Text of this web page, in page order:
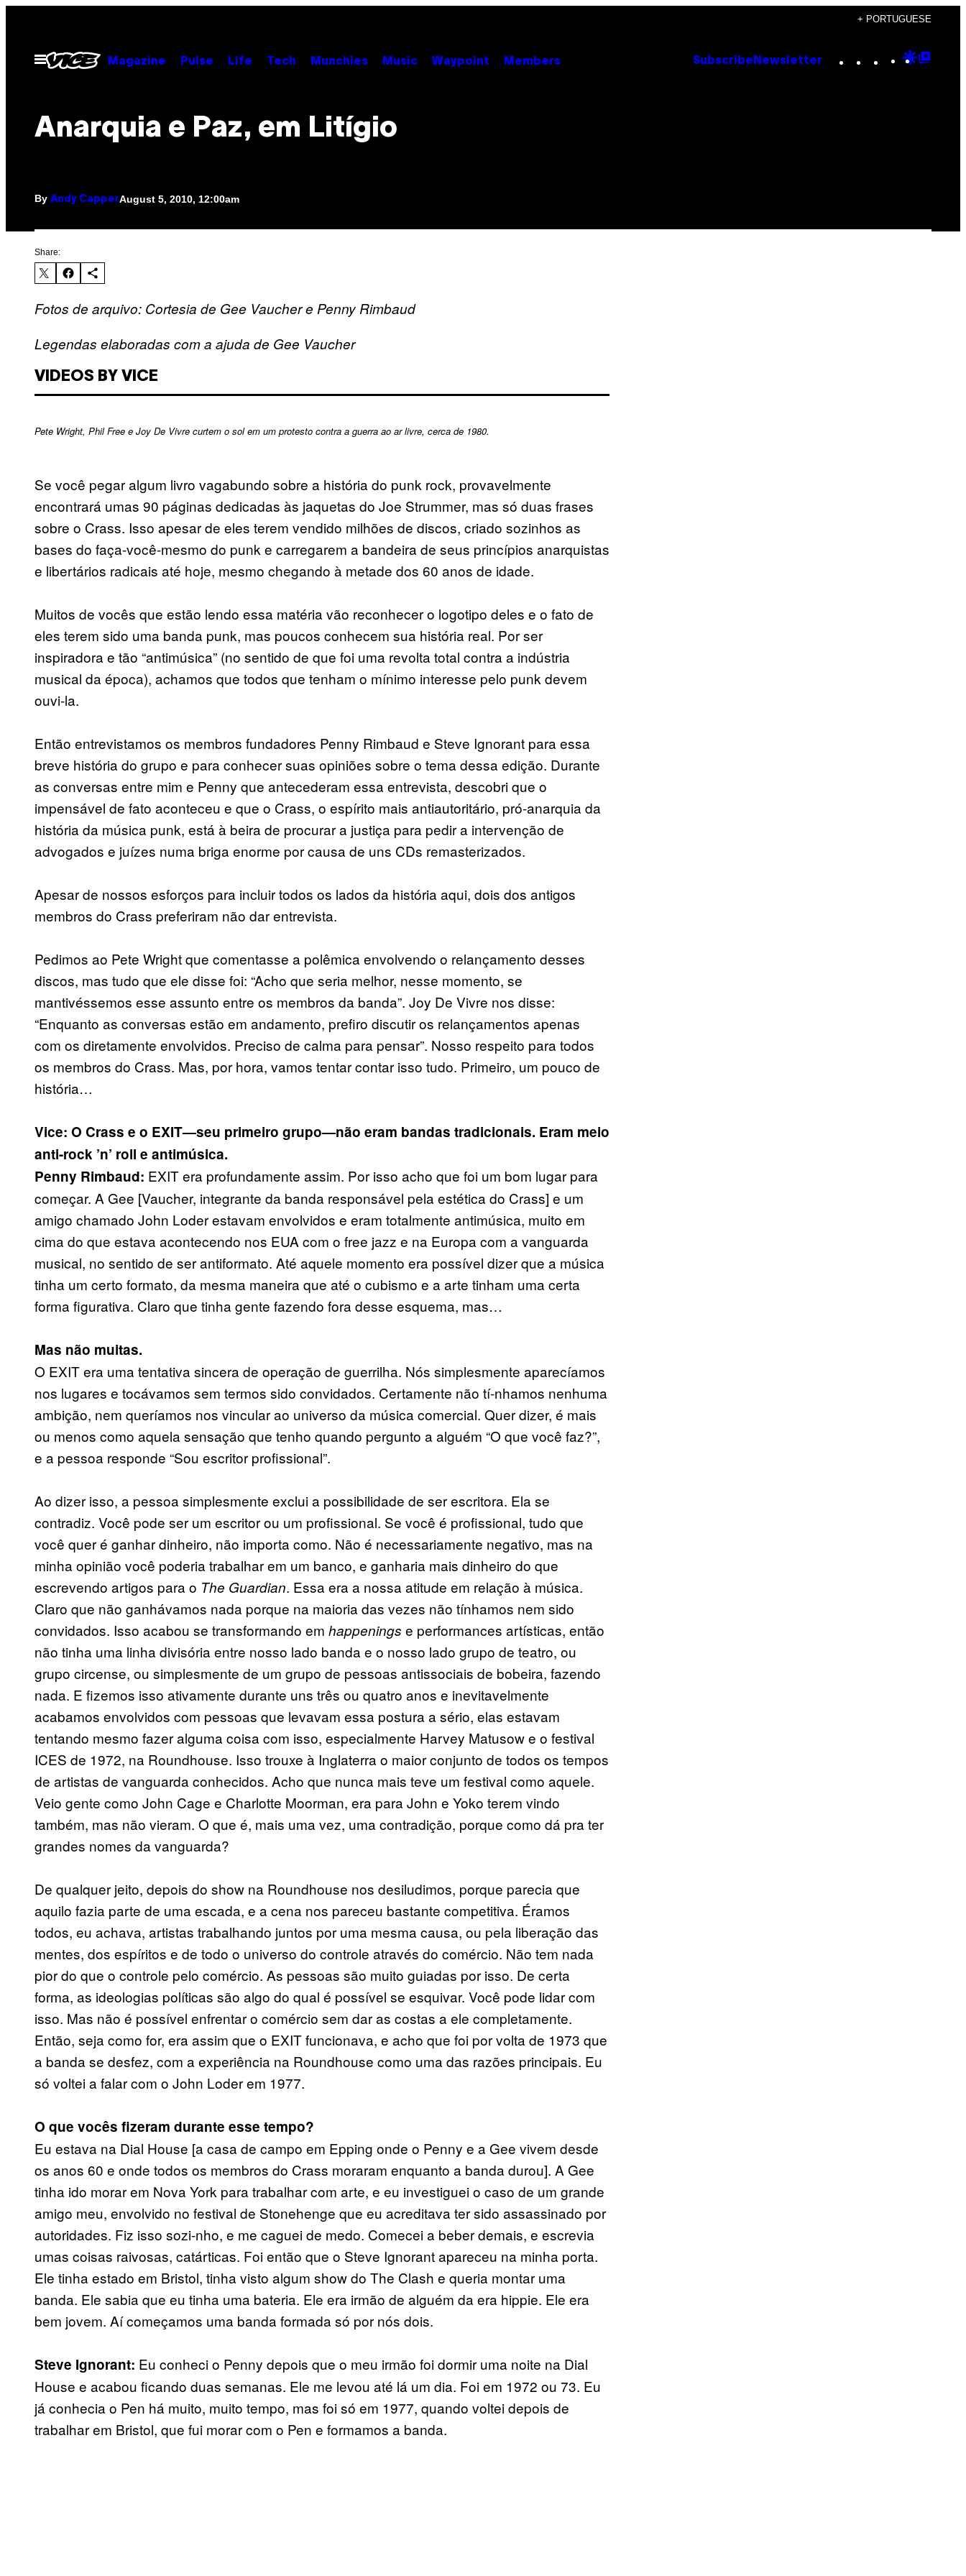
content
+ PORTUGUESE
Open
Menu
Magazine Pulse Life Tech Munchies Music Waypoint Members Subscribe Newsletter Instagram
TikTok
YouTube
Google
Anarquia e Paz, em Litígio
By Andy CapperAugust 5, 2010, 12:00am
Share:
Fotos de arquivo: Cortesia de Gee Vaucher e Penny Rimbaud
Legendas elaboradas com a ajuda de Gee Vaucher
VIDEOS BY VICE
Pete Wright, Phil Free e Joy De Vivre curtem o sol em um protesto contra a guerra ao ar livre, cerca de 1980.
Se você pegar algum livro vagabundo sobre a história do punk rock, provavelmente
encontrará umas 90 páginas dedicadas às jaquetas do Joe Strummer, mas só duas frases
sobre o Crass. Isso apesar de eles terem vendido milhões de discos, criado sozinhos as
bases do faça-você-mesmo do punk e carregarem a bandeira de seus princípios anarquistas
e libertários radicais até hoje, mesmo chegando à metade dos 60 anos de idade.
Muitos de vocês que estão lendo essa matéria vão reconhecer o logotipo deles e o fato de
eles terem sido uma banda punk, mas poucos conhecem sua história real. Por ser
inspiradora e tão “antimúsica” (no sentido de que foi uma revolta total contra a indústria
musical da época), achamos que todos que tenham o mínimo interesse pelo punk devem
ouvi-la.
Então entrevistamos os membros fundadores Penny Rimbaud e Steve Ignorant para essa
breve história do grupo e para conhecer suas opiniões sobre o tema dessa edição. Durante
as conversas entre mim e Penny que antecederam essa entrevista, descobri que o
impensável de fato aconteceu e que o Crass, o espírito mais antiautoritário, pró-anarquia da
história da música punk, está à beira de procurar a justiça para pedir a intervenção de
advogados e juízes numa briga enorme por causa de uns CDs remasterizados.
Apesar de nossos esforços para incluir todos os lados da história aqui, dois dos antigos
membros do Crass preferiram não dar entrevista.
Pedimos ao Pete Wright que comentasse a polêmica envolvendo o relançamento desses
discos, mas tudo que ele disse foi: “Acho que seria melhor, nesse momento, se
mantivéssemos esse assunto entre os membros da banda”. Joy De Vivre nos disse:
“Enquanto as conversas estão em andamento, prefiro discutir os relançamentos apenas
com os diretamente envolvidos. Preciso de calma para pensar”. Nosso respeito para todos
os membros do Crass. Mas, por hora, vamos tentar contar isso tudo. Primeiro, um pouco de
história…
Vice: O Crass e o EXIT—seu primeiro grupo—não eram bandas tradicionais. Eram meio
anti-rock ’n’ roll e antimúsica.
Penny Rimbaud: EXIT era profundamente assim. Por isso acho que foi um bom lugar para
começar. A Gee [Vaucher, integrante da banda responsável pela estética do Crass] e um
amigo chamado John Loder estavam envolvidos e eram totalmente antimúsica, muito em
cima do que estava acontecendo nos EUA com o free jazz e na Europa com a vanguarda
musical, no sentido de ser antiformato. Até aquele momento era possível dizer que a música
tinha um certo formato, da mesma maneira que até o cubismo e a arte tinham uma certa
forma figurativa. Claro que tinha gente fazendo fora desse esquema, mas…
Mas não muitas.
O EXIT era uma tentativa sincera de operação de guerrilha. Nós simplesmente aparecíamos
nos lugares e tocávamos sem termos sido convidados. Certamente não tí-nhamos nenhuma
ambição, nem queríamos nos vincular ao universo da música comercial. Quer dizer, é mais
ou menos como aquela sensação que tenho quando pergunto a alguém “O que você faz?”,
e a pessoa responde “Sou escritor profissional”.
Ao dizer isso, a pessoa simplesmente exclui a possibilidade de ser escritora. Ela se
contradiz. Você pode ser um escritor ou um profissional. Se você é profissional, tudo que
você quer é ganhar dinheiro, não importa como. Não é necessariamente negativo, mas na
minha opinião você poderia trabalhar em um banco, e ganharia mais dinheiro do que
escrevendo artigos para o The Guardian. Essa era a nossa atitude em relação à música.
Claro que não ganhávamos nada porque na maioria das vezes não tínhamos nem sido
convidados. Isso acabou se transformando em happenings e performances artísticas, então
não tinha uma linha divisória entre nosso lado banda e o nosso lado grupo de teatro, ou
grupo circense, ou simplesmente de um grupo de pessoas antissociais de bobeira, fazendo
nada. E fizemos isso ativamente durante uns três ou quatro anos e inevitavelmente
acabamos envolvidos com pessoas que levavam essa postura a sério, elas estavam
tentando mesmo fazer alguma coisa com isso, especialmente Harvey Matusow e o festival
ICES de 1972, na Roundhouse. Isso trouxe à Inglaterra o maior conjunto de todos os tempos
de artistas de vanguarda conhecidos. Acho que nunca mais teve um festival como aquele.
Veio gente como John Cage e Charlotte Moorman, era para John e Yoko terem vindo
também, mas não vieram. O que é, mais uma vez, uma contradição, porque como dá pra ter
grandes nomes da vanguarda?
De qualquer jeito, depois do show na Roundhouse nos desiludimos, porque parecia que
aquilo fazia parte de uma escada, e a cena nos pareceu bastante competitiva. Éramos
todos, eu achava, artistas trabalhando juntos por uma mesma causa, ou pela liberação das
mentes, dos espíritos e de todo o universo do controle através do comércio. Não tem nada
pior do que o controle pelo comércio. As pessoas são muito guiadas por isso. De certa
forma, as ideologias políticas são algo do qual é possível se esquivar. Você pode lidar com
isso. Mas não é possível enfrentar o comércio sem dar as costas a ele completamente.
Então, seja como for, era assim que o EXIT funcionava, e acho que foi por volta de 1973 que
a banda se desfez, com a experiência na Roundhouse como uma das razões principais. Eu
só voltei a falar com o John Loder em 1977.
O que vocês fizeram durante esse tempo?
Eu estava na Dial House [a casa de campo em Epping onde o Penny e a Gee vivem desde
os anos 60 e onde todos os membros do Crass moraram enquanto a banda durou]. A Gee
tinha ido morar em Nova York para trabalhar com arte, e eu investiguei o caso de um grande
amigo meu, envolvido no festival de Stonehenge que eu acreditava ter sido assassinado por
autoridades. Fiz isso sozi-nho, e me caguei de medo. Comecei a beber demais, e escrevia
umas coisas raivosas, catárticas. Foi então que o Steve Ignorant apareceu na minha porta.
Ele tinha estado em Bristol, tinha visto algum show do The Clash e queria montar uma
banda. Ele sabia que eu tinha uma bateria. Ele era irmão de alguém da era hippie. Ele era
bem jovem. Aí começamos uma banda formada só por nós dois.
Steve Ignorant: Eu conheci o Penny depois que o meu irmão foi dormir uma noite na Dial
House e acabou ficando duas semanas. Ele me levou até lá um dia. Foi em 1972 ou 73. Eu
já conhecia o Pen há muito, muito tempo, mas foi só em 1977, quando voltei depois de
trabalhar em Bristol, que fui morar com o Pen e formamos a banda.